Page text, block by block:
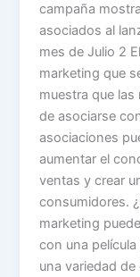
campaña
asociados al
mes de Julio 2
marketing que
muestra que
de asociarse
asociaciones
aumentar el
ventas y crear
consumidores.
marketing
con una
una variedad